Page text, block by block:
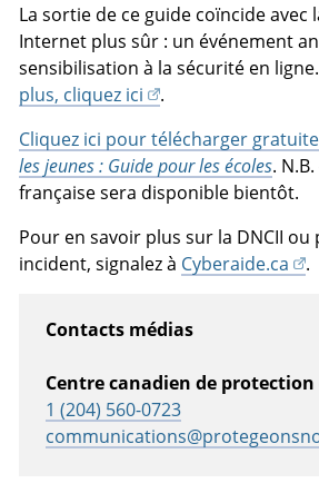
La sortie de ce guide coïncide avec
Internet plus sûr : un événement
sensibilisation à la sécurité en ligne.
plus, cliquez ici
.
Cliquez ici pour télécharger
les jeunes : Guide pour les écoles.
française sera disponible bientôt.
Pour en savoir plus sur la DNCII
incident, signalez à Cyberaide.ca .
Contacts médias
Centre canadien de protection
1 (204) 560-0723